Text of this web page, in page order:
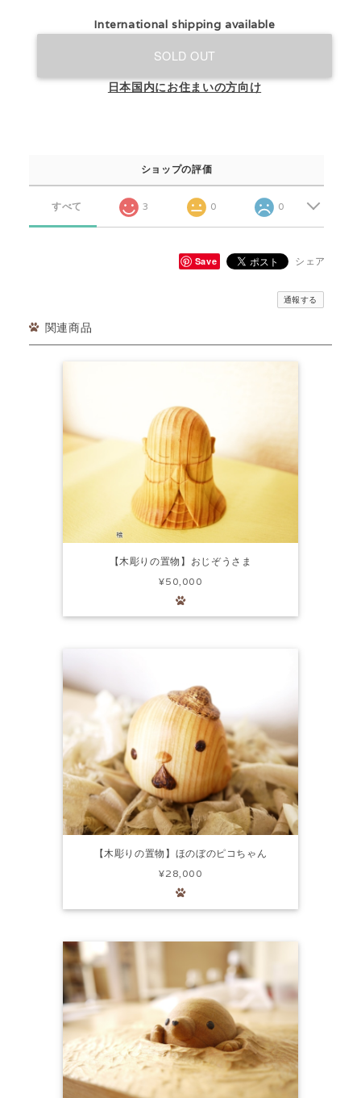
International shipping available
SOLD OUT
日本国内にお住まいの方向け
ショップの評価
すべて 3 0 0
Save シェア
通報する
関連商品
【木彫りの置物】おじぞうさま
¥50,000
【木彫りの置物】ほのぼのピコちゃん
¥28,000